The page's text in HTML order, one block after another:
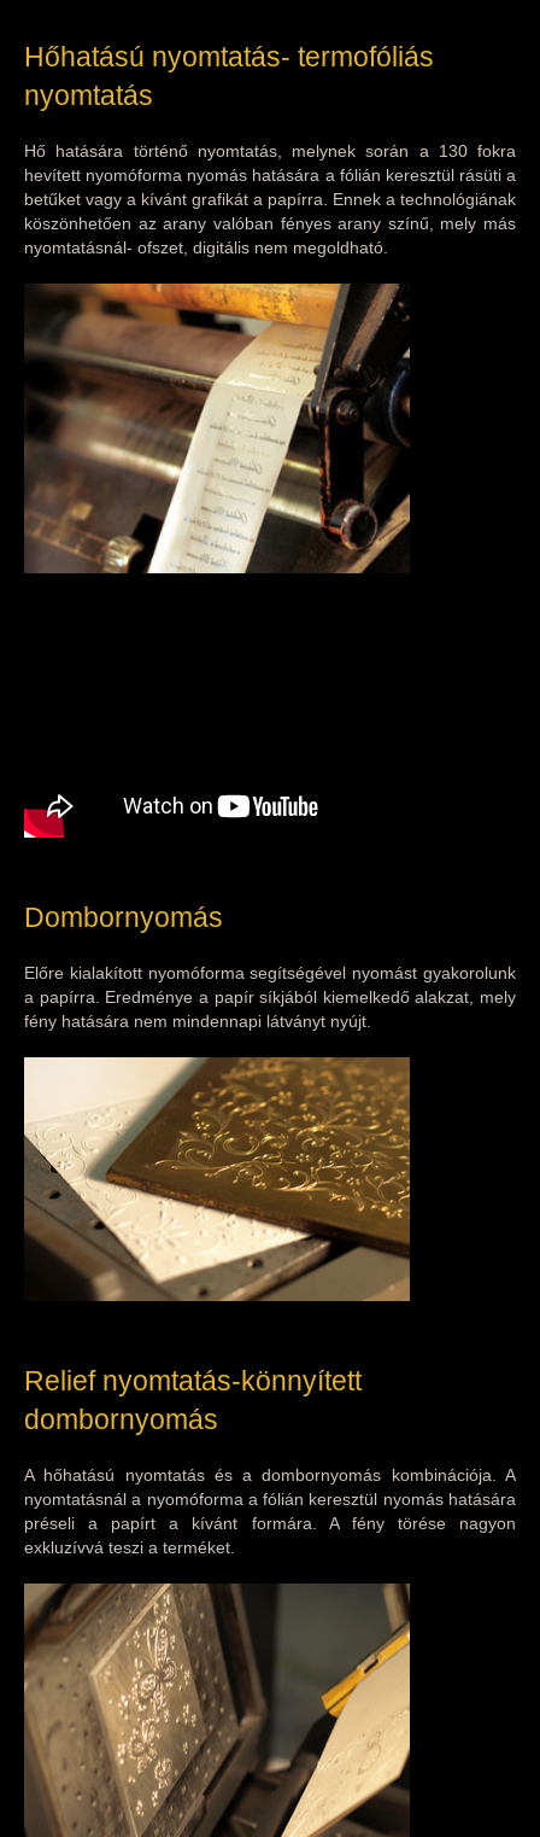
Hőhatású nyomtatás- termofóliás
nyomtatás
Hő hatására történő nyomtatás, melynek során a 130 fokra
hevített nyomóforma nyomás hatására a fólián keresztül rásüti a
betűket vagy a kívánt grafikát a papírra. Ennek a technológiának
köszönhetően az arany valóban fényes arany színű, mely más
nyomtatásnál- ofszet, digitális nem megoldható.
Dombornyomás
Előre kialakított nyomóforma segítségével nyomást gyakorolunk
a papírra. Eredménye a papír síkjából kiemelkedő alakzat, mely
fény hatására nem mindennapi látványt nyújt.
Relief nyomtatás-könnyített
dombornyomás
A hőhatású nyomtatás és a dombornyomás kombinációja. A
nyomtatásnál a nyomóforma a fólián keresztül nyomás hatására
préseli a papírt a kívánt formára. A fény törése nagyon
exkluzívvá teszi a terméket.